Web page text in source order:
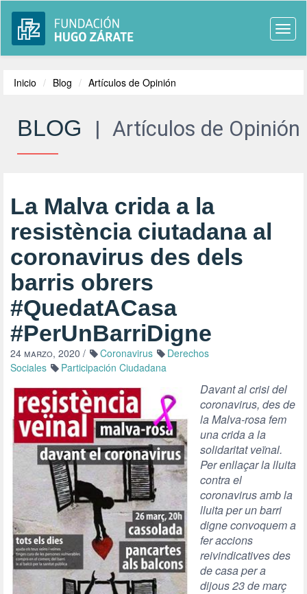
Inicio Blog Artículos de Opinión
BLOG | Artículos de Opinión
La Malva crida a la
resistència ciutadana al
coronavirus des dels
barris obrers
#QuedatACasa
#PerUnBarriDigne
24 marzo, 2020 / Coronavirus
Derechos
Sociales
Participación Ciudadana
Davant al crisi del
coronavirus, des de
la Malva-rosa fem
una crida a la
solidaritat veïnal.
Per enllaçar la lluita
contra el
coronavirus amb la
lluita per un barri
digne convoquem a
fer accions
reivindicatives des
de casa per a
dijous 23 de març